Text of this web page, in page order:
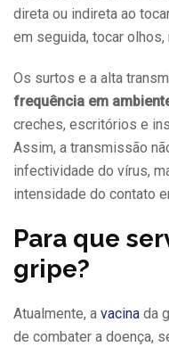
direta ou indireta ao
em seguida, tocar olhos,
Os surtos e a alta
frequência em
creches, escritórios e
Assim, a transmissão
infectividade do vírus,
intensidade do contato
Para que
gripe?
Atualmente, a vacina da
de combater a doença,